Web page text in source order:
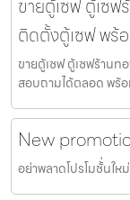
ขายตู้เซฟ ตู้เซ
ติดตั้งตู้เซฟ พร้
ขายตู้เซฟ ตู้เซฟร้านท
สอบถามได้ตลอด พร้
New
อย่าพลาดโปรโมชั้่นให